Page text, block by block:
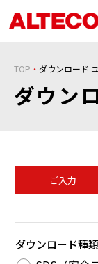
TOP ダウンロード
ダウン
ご入力
ダウンロード種類